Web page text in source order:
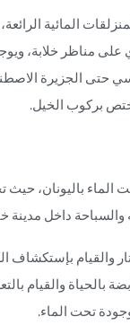
المائية
مناظر خلابة،
حتى الجزيرة
بركوب الخيل.
باليونان،
داخل مدينة
العبور من خلال نفق يبلغ طوله 40 أمتار والقيام
بالحياة والقيام
تحت الماء.